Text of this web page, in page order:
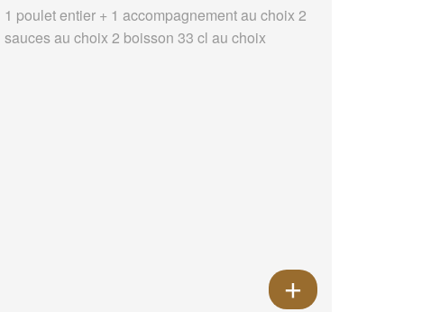
1 poulet entier + 1 accompagnement au choix 2
sauces au choix 2 boisson 33 cl au choix